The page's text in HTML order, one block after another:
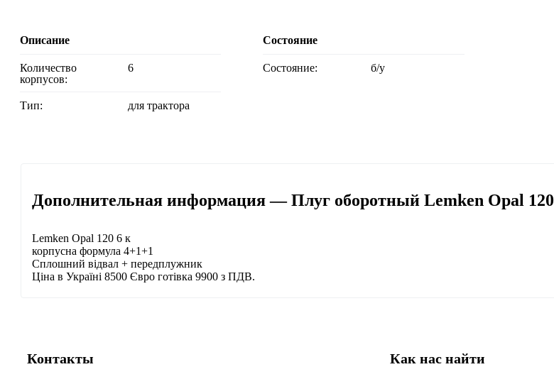
Описание
Количество
корпусов:
6
Тип: для трактора
Состояние
Состояние: б/у
Дополнительная информация — Плуг оборотный Lemken Opal 120
Lemken Opal 120 6 к
корпусна формула 4+1+1
Сплошний відвал + передплужник
Ціна в Україні 8500 Євро готівка 9900 з ПДВ.
Контакты Как нас найти